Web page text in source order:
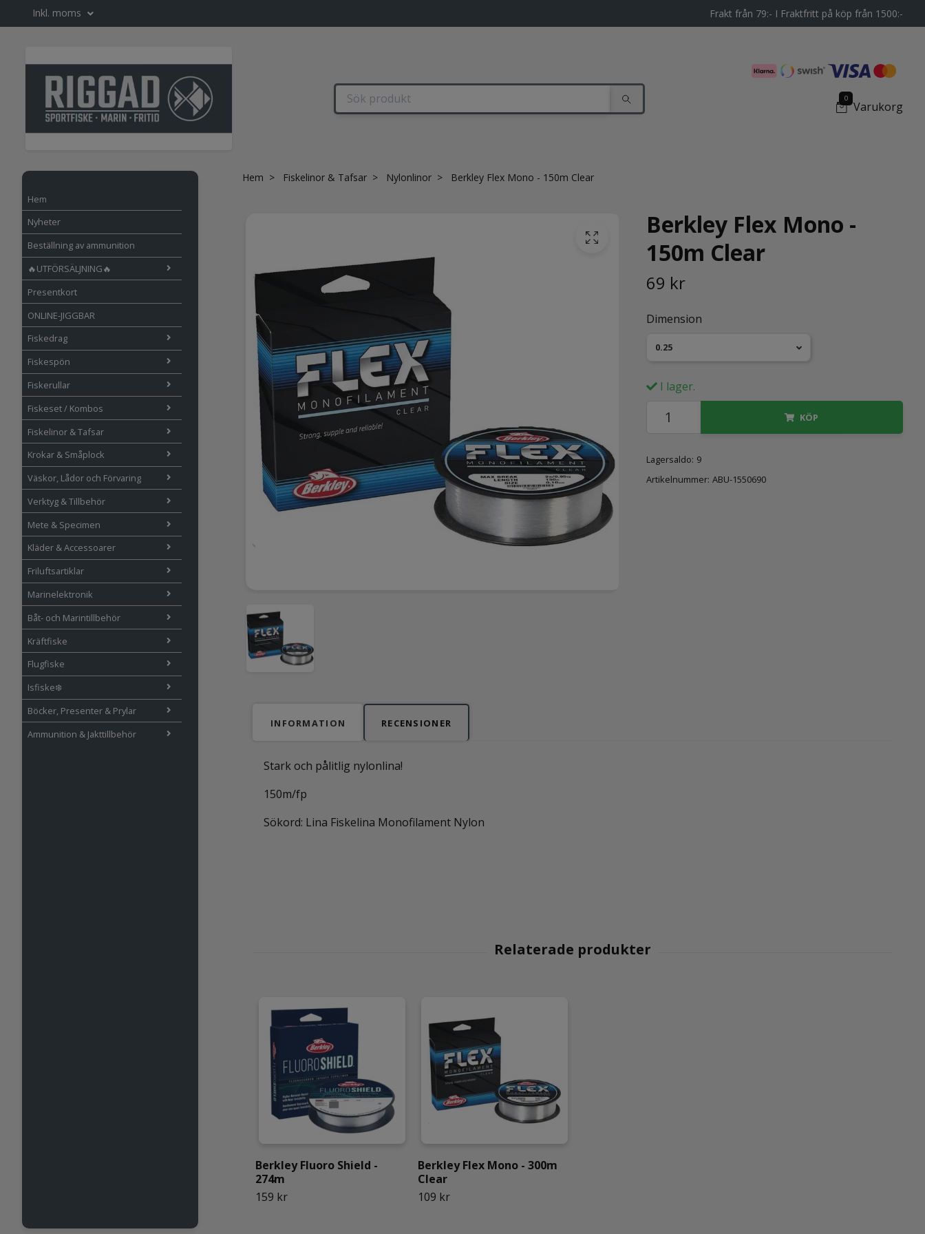
Inkl. moms Frakt från 79:- I Fraktfritt på köp från 1500:-
0
Varukorg
Hem
Nyheter
Beställning av ammunition
🔥UTFÖRSÄLJNING🔥
Presentkort
ONLINE-JIGGBAR
Fiskedrag
Fiskespön
Fiskerullar
Fiskeset / Kombos
Fiskelinor & Tafsar
Krokar & Småplock
Väskor, Lådor och Förvaring
Verktyg & Tillbehör
Mete & Specimen
Kläder & Accessoarer
Friluftsartiklar
Marinelektronik
Båt- och Marintillbehör
Kräftfiske
Flugfiske
Isfiske❄️
Böcker, Presenter & Prylar
Ammunition & Jakttillbehör
Hem Fiskelinor & Tafsar Nylonlinor Berkley Flex Mono - 150m Clear
Berkley Flex Mono -
150m Clear
69 kr
Dimension
0.25
I lager.
KÖP
Lagersaldo: 9
Artikelnummer: ABU-1550690
INFORMATION RECENSIONER
Stark och pålitlig nylonlina!
150m/fp
Sökord: Lina Fiskelina Monofilament Nylon
Berkley Fluoro Shield -
274m
159 kr
Berkley Flex Mono - 300m
Clear
109 kr